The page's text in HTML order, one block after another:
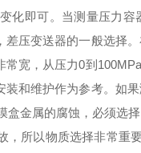
化即可。当测量压力
压变送器的一般选择
宽，从压力0到
和维护作为参考。如
金属的腐蚀，必须选
所以物质选择非常重